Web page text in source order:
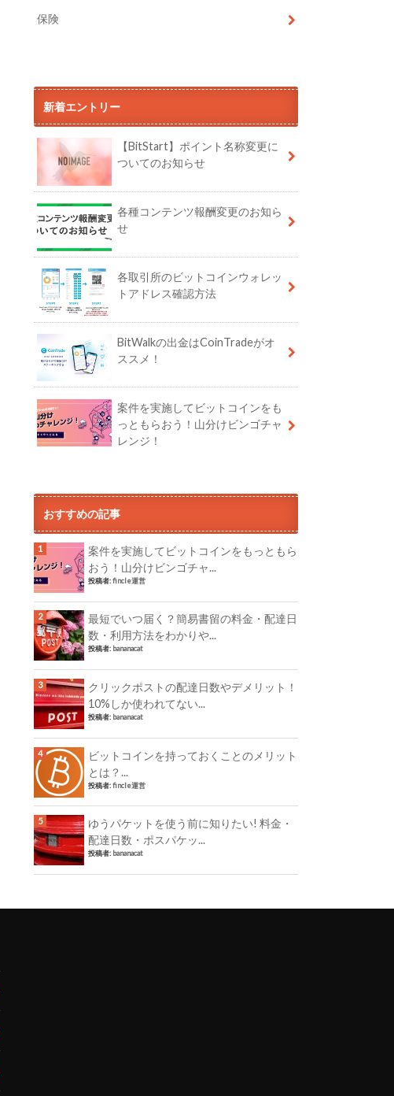
保険
新着エントリー
【BitStart】ポイント名称変更に
ついてのお知らせ
各種コンテンツ報酬変更のお知ら
せ
各取引所のビットコインウォレッ
トアドレス確認方法
BitWalkの出金はCoinTradeがオ
ススメ！
案件を実施してビットコインをも
っともらおう！山分けビンゴチャ
レンジ！
おすすめの記事
案件を実施してビットコインをもっともら
おう！山分けビンゴチャ...
投稿者:fincle運営
最短でいつ届く？簡易書留の料金・配達日
数・利用方法をわかりや...
投稿者: bananacat
クリックポストの配達日数やデメリット！
10%しか使われてない...
投稿者: bananacat
ビットコインを持っておくことのメリット
とは？...
投稿者:fincle運営
ゆうパケットを使う前に知りたい! 料金・
配達日数・ポスパケッ...
投稿者: bananacat